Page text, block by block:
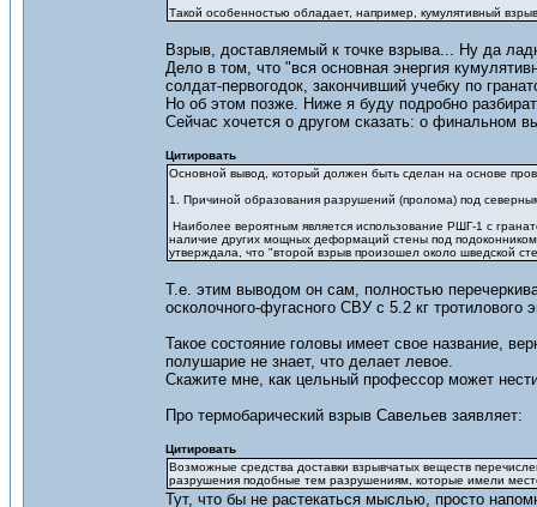
Такой особенностью обладает, например, кумулятивный
Взрыв, доставляемый к точке взрыва... Ну да
Дело в том, что "вся основная энергия
солдат-первогодок, закончивший учебку по
Но об этом позже. Ниже я буду подробно
Сейчас хочется о другом сказать: о финальном
Цитировать
Основной вывод, который должен быть сделан на основе
1. Причиной образования разрушений (пролома) под
Наиболее вероятным является использование РШГ-1 с
наличие других мощных деформаций стены под
утверждала, что "второй взрыв произошел около шведской
Т.е. этим выводом он сам, полностью
осколочного-фугасного СВУ с 5.2 кг
Такое состояние головы имеет свое название,
полушарие не знает, что делает левое.
Скажите мне, как цельный профессор может
Про термобарический взрыв Савельев заявляет:
Цитировать
Возможные средства доставки взрывчатых веществ
разрушения подобные тем разрушениям, которые имели
Тут, что бы не растекаться мыслью, просто